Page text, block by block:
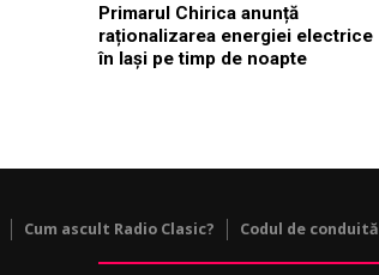
Primarul Chirica anunță
raționalizarea energiei electrice
în Iași pe timp de noapte
Cum ascult Radio Clasic? Codul de conduită